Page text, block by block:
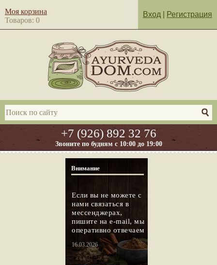
+7 (926) 892 32 76
Звоните по будням с 10:00 до 19:00
Моя корзина
Товаров: 0
Вход Регистрация
Внимание
Если вы не можете с
нами связаться в
мессенджерах,
пишите на e-mail, мы
оперативно отвечаем
16.03.2026